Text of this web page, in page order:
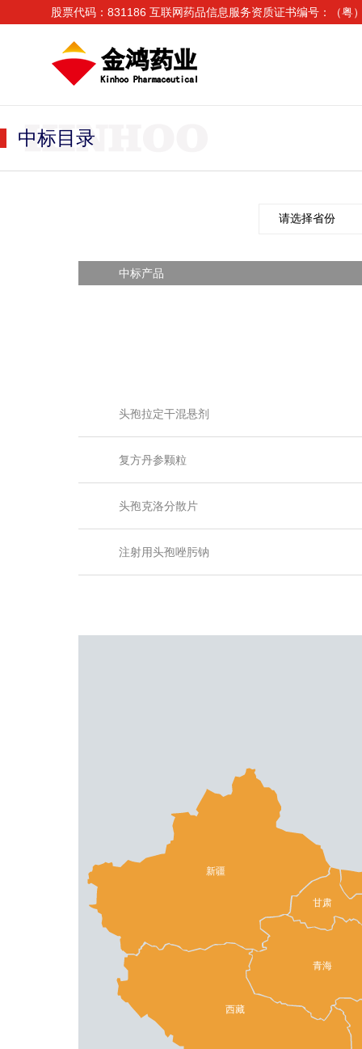
股票代码：831186 互联网药品信息服务资质证书编号：（
中标目录
中标产品
新疆
西藏
青海
甘肃